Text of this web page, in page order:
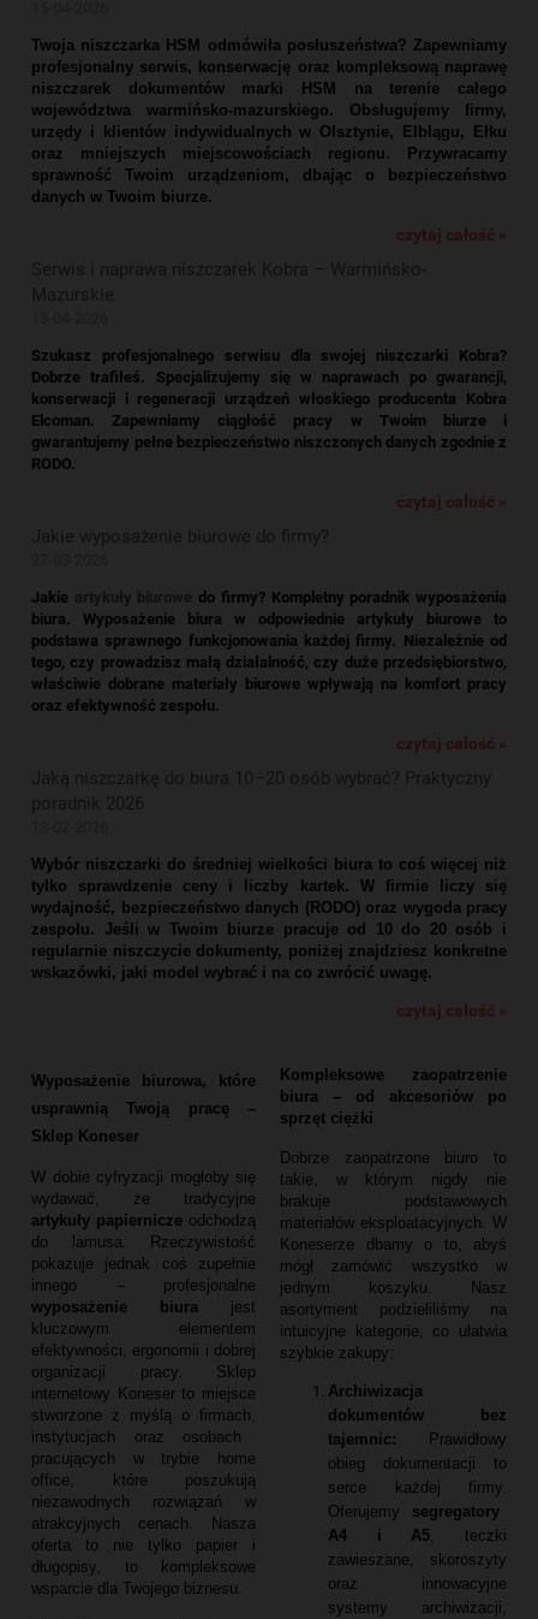
Twoja niszczarka HSM odmówiła posłuszeństwa? Zapewniamy
profesjonalny serwis, konserwację oraz kompleksową naprawę
niszczarek dokumentów marki HSM na terenie całego
województwa warmińsko-mazurskiego. Obsługujemy firmy,
urzędy i klientów indywidualnych w Olsztynie, Elblągu, Ełku
oraz mniejszych miejscowościach regionu. Przywracamy
sprawność Twoim urządzeniom, dbając o bezpieczeństwo
danych w Twoim biurze.
czytaj całość »
Serwis i naprawa niszczarek Kobra – Warmińsko-
Mazurskie
Szukasz profesjonalnego serwisu dla swojej niszczarki Kobra?
Dobrze trafiłeś. Specjalizujemy się w naprawach po gwarancji,
konserwacji i regeneracji urządzeń włoskiego producenta Kobra
Elcoman. Zapewniamy ciągłość pracy w Twoim biurze i
gwarantujemy pełne bezpieczeństwo niszczonych danych zgodnie z
RODO.
czytaj całość »
Jakie wyposażenie biurowe do firmy?
Jakie artykuły biurowe do firmy? Kompletny poradnik wyposażenia
biura. Wyposażenie biura w odpowiednie artykuły biurowe to
podstawa sprawnego funkcjonowania każdej firmy. Niezależnie od
tego, czy prowadzisz małą działalność, czy duże przedsiębiorstwo,
właściwie dobrane materiały biurowe wpływają na komfort pracy
oraz efektywność zespołu.
czytaj całość »
Jaką niszczarkę do biura 10–20 osób wybrać? Praktyczny
poradnik 2026
Wybór niszczarki do średniej wielkości biura to coś więcej niż
tylko sprawdzenie ceny i liczby kartek. W firmie liczy się
wydajność, bezpieczeństwo danych (RODO) oraz wygoda pracy
zespołu. Jeśli w Twoim biurze pracuje od 10 do 20 osób i
regularnie niszczycie dokumenty, poniżej znajdziesz konkretne
wskazówki, jaki model wybrać i na co zwrócić uwagę.
czytaj całość »
Wyposażenie biurowa, które
usprawnią Twoją pracę –
Sklep Koneser
W dobie cyfryzacji mogłoby się
wydawać,
że tradycyjne
artykuły papiernicze odchodzą
do lamusa. Rzeczywistość
pokazuje jednak coś zupełnie
innego – profesjonalne
wyposażenie biura jest
kluczowym elementem
efektywności, ergonomii i dobrej
organizacji pracy. Sklep
internetowy Koneser to miejsce
stworzone z myślą o firmach,
instytucjach oraz osobach
pracujących w trybie home
office,
które poszukują
niezawodnych rozwiązań w
atrakcyjnych cenach.
Nasza
oferta to nie tylko papier i
długopisy,
to kompleksowe
wsparcie dla Twojego biznesu.
Kompleksowe zaopatrzenie
biura – od akcesoriów po
sprzęt ciężki
Dobrze zaopatrzone biuro to
takie,
w którym nigdy nie
brakuje podstawowych
materiałów eksploatacyjnych.
W
Koneserze dbamy o to,
abyś
mógł zamówić wszystko w
jednym koszyku.
Nasz
asortyment podzieliliśmy na
intuicyjne kategorie,
co ułatwia
szybkie zakupy:
Archiwizacja
dokumentów bez
tajemnic: Prawidłowy
obieg dokumentacji to
serce każdej firmy.
Oferujemy segregatory
A4 i A5
teczki
zawieszane,
skoroszyty
oraz innowacyjne
systemy archiwizacji,